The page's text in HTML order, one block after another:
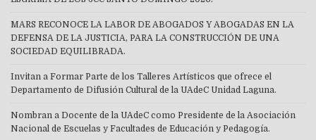
MARS RECONOCE LA LABOR DE ABOGADOS Y ABOGADAS EN LA
DEFENSA DE LA JUSTICIA, PARA LA CONSTRUCCIÓN DE UNA
SOCIEDAD EQUILIBRADA.
Invitan a Formar Parte de los Talleres Artísticos que ofrece el
Departamento de Difusión Cultural de la UAdeC Unidad Laguna.
Nombran a Docente de la UAdeC como Presidente de la Asociación
Nacional de Escuelas y Facultades de Educación y Pedagogía.